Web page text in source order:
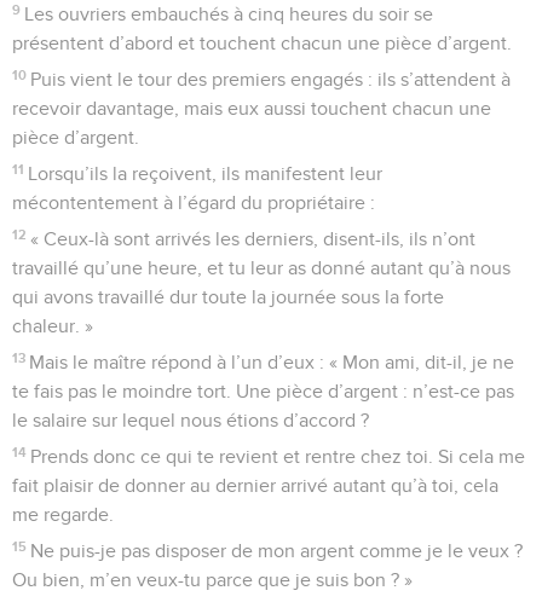
9 Les ouvriers embauchés à cinq heures du soir se
présentent d’abord et touchent chacun une pièce d’argent.
10 Puis vient le tour des premiers engagés : ils s’attendent à
recevoir davantage, mais eux aussi touchent chacun une
pièce d’argent.
11 Lorsqu’ils la reçoivent, ils manifestent leur
mécontentement à l’égard du propriétaire :
12 « Ceux-là sont arrivés les derniers, disent-ils, ils n’ont
travaillé qu’une heure, et tu leur as donné autant qu’à nous
qui avons travaillé dur toute la journée sous la forte
chaleur. »
13 Mais le maître répond à l’un d’eux : « Mon ami, dit-il, je ne
te fais pas le moindre tort. Une pièce d’argent : n’est-ce pas
le salaire sur lequel nous étions d’accord ?
14 Prends donc ce qui te revient et rentre chez toi. Si cela me
fait plaisir de donner au dernier arrivé autant qu’à toi, cela
me regarde.
15 Ne puis-je pas disposer de mon argent comme je le veux ?
Ou bien, m’en veux-tu parce que je suis bon ? »